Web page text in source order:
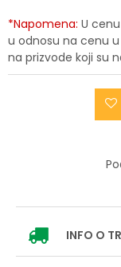
*Napomena: U
u odnosu na cenu
na prizvode koji su
INFO O